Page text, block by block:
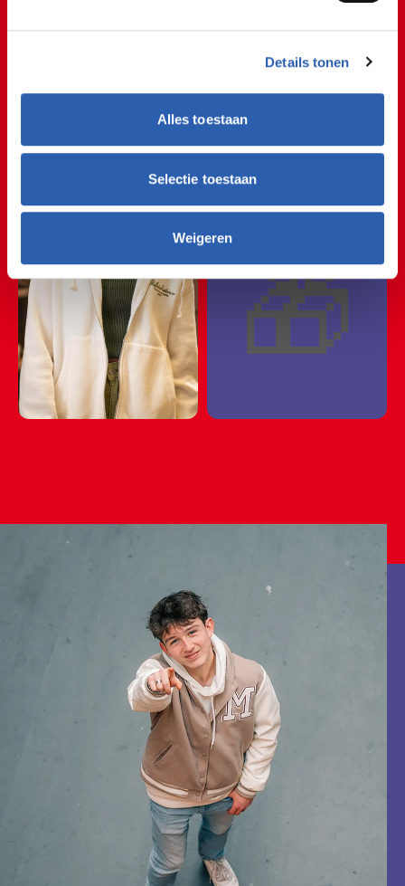
Details tonen
Alles toestaan
Selectie toestaan
Weigeren
Sold out
🎁